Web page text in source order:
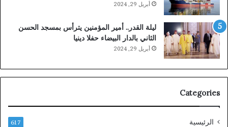
أبريل 29, 2024
ليلة القدر.. أمير المؤمنين يترأس بمسجد الحسن
الثاني بالدار البيضاء حفلا دينيا
أبريل 29, 2024
Categories
الرئيسية 617